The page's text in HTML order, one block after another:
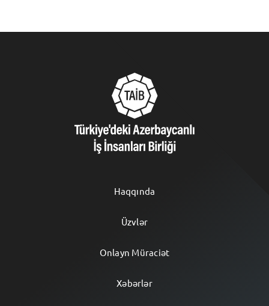
Haqqında
Üzvlər
Onlayn Müraciət
Xəbərlər